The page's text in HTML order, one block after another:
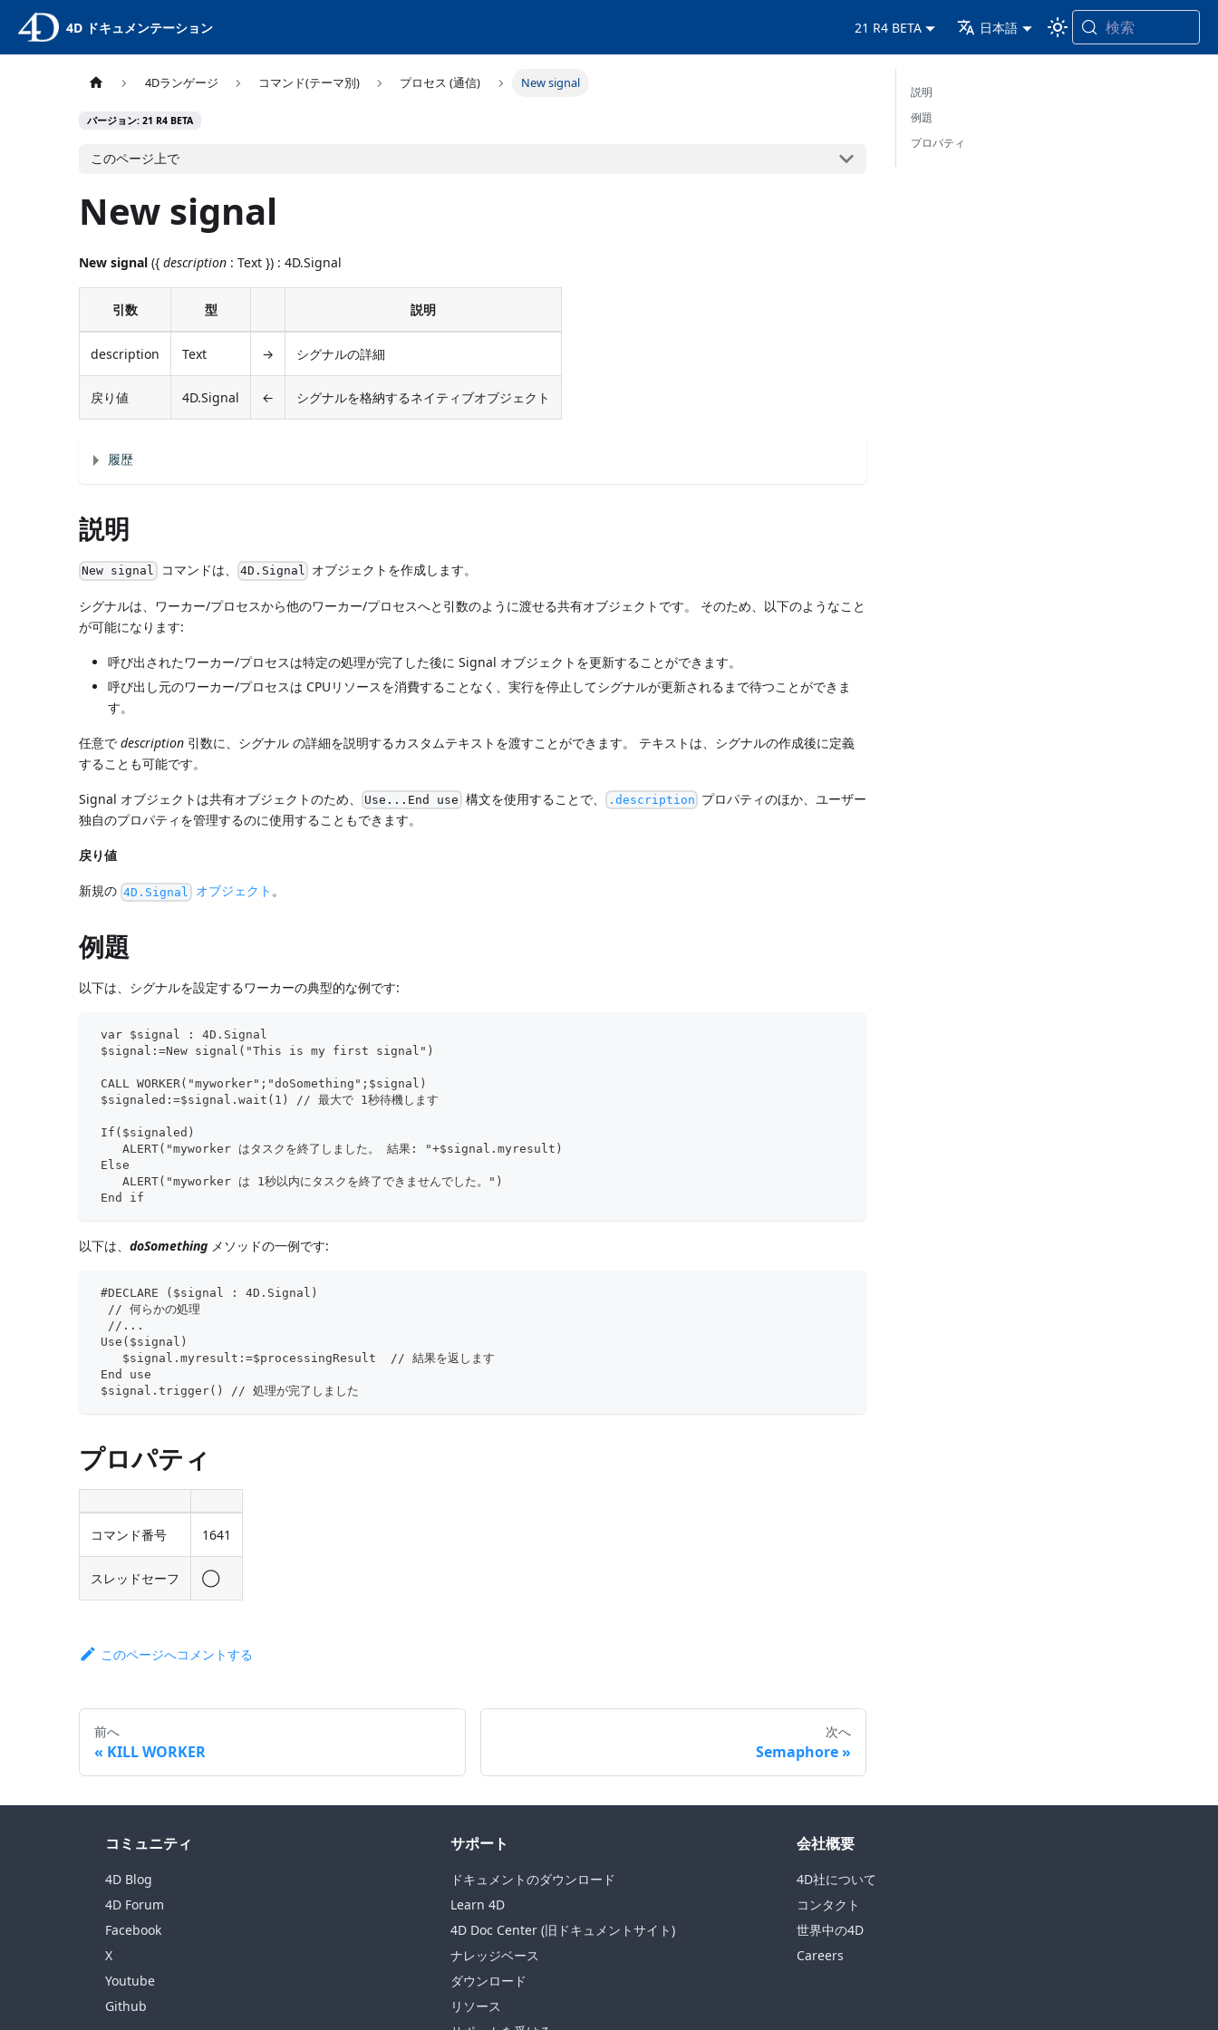
4D ドキュメンテーション 21 R4 BETA 日本語 検索
4Dランゲージ コマンド(テーマ別) プロセス (通信) New signal
バージョン: 21 R4 BETA
このページ上で
New signal
New signal ({description : Text }) : 4D.Signal
引数 型 説明
description Text → シグナルの詳細
戻り値 4D.Signal ← シグナルを格納するネイティブオブジェクト
履歴
説明
New signal コマンドは、 4D.Signal オブジェクトを作成します。
シグナルは、ワーカー/プロセスから他のワーカー/プロセスへと引数のように渡せる共有オブジェクトです。 そのため、以下のようなこと
が可能になります:
呼び出されたワーカー/プロセスは特定の処理が完了した後に Signal オブジェクトを更新することができます。
呼び出し元のワーカー/プロセスは CPUリソースを消費することなく、実行を停止してシグナルが更新されるまで待つことができま
す。
任意でdescription 引数に、シグナル の詳細を説明するカスタムテキストを渡すことができます。 テキストは、シグナルの作成後に定義
することも可能です。
Signal オブジェクトは共有オブジェクトのため、 Use...End use 構文を使用することで、 .description プロパティのほか、ユーザー
独自のプロパティを管理するのに使用することもできます。
戻り値
新規の 4D.Signal オブジェクト 。
例題
以下は、シグナルを設定するワーカーの典型的な例です:
var $signal : 4D.Signal
$signal:=New signal("This is my first signal")
CALL WORKER("myworker";"doSomething";$signal)
$signaled:=$signal.wait(1) // 最大で 1秒待機します
If($signaled)
    ALERT("myworker はタスクを終了しました。 結果: "+$signal.myresult)
Else
    ALERT("myworker は 1秒以内にタスクを終了できませんでした。")
End if
以下は、doSomething メソッドの一例です:
#DECLARE ($signal : 4D.Signal)
  // 何らかの処理
  //...
Use($signal)
    $signal.myresult:=$processingResult  // 結果を返します
End use
$signal.trigger() // 処理が完了しました
プロパティ
コマンド番号 1641
スレッドセーフ ◯
このページへコメントする
前へ
KILL WORKER
次へ
Semaphore
説明
例題
プロパティ
コミュニティ
4D Blog
4D Forum
Facebook
X
Youtube
Github
サポート
ドキュメントのダウンロード
Learn 4D
4D Doc Center (旧ドキュメントサイト)
ナレッジベース
ダウンロード
リソース
会社概要
4D社について
コンタクト
世界中の4D
Careers